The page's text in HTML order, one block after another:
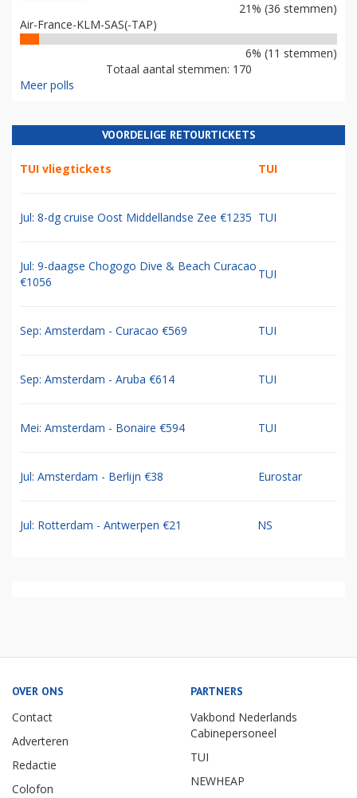
21% (36 stemmen)
Air-France-KLM-SAS(-TAP)
6% (11 stemmen)
Totaal aantal stemmen: 170
Meer polls
VOORDELIGE RETOURTICKETS
TUI vliegtickets TUI
Jul: 8-dg cruise Oost Middellandse Zee €1235 TUI
Jul: 9-daagse Chogogo Dive & Beach Curacao
€1056
TUI
Sep: Amsterdam - Curacao €569 TUI
Sep: Amsterdam - Aruba €614 TUI
Mei: Amsterdam - Bonaire €594 TUI
Jul: Amsterdam - Berlijn €38 Eurostar
Jul: Rotterdam - Antwerpen €21 NS
OVER ONS
Contact
Adverteren
Redactie
Colofon
PARTNERS
Vakbond Nederlands
Cabinepersoneel
TUI
NEWHEAP